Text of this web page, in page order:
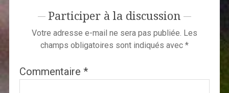
Participer à la discussion
Votre adresse e-mail ne sera pas publiée. Les
champs obligatoires sont indiqués avec *
Commentaire *